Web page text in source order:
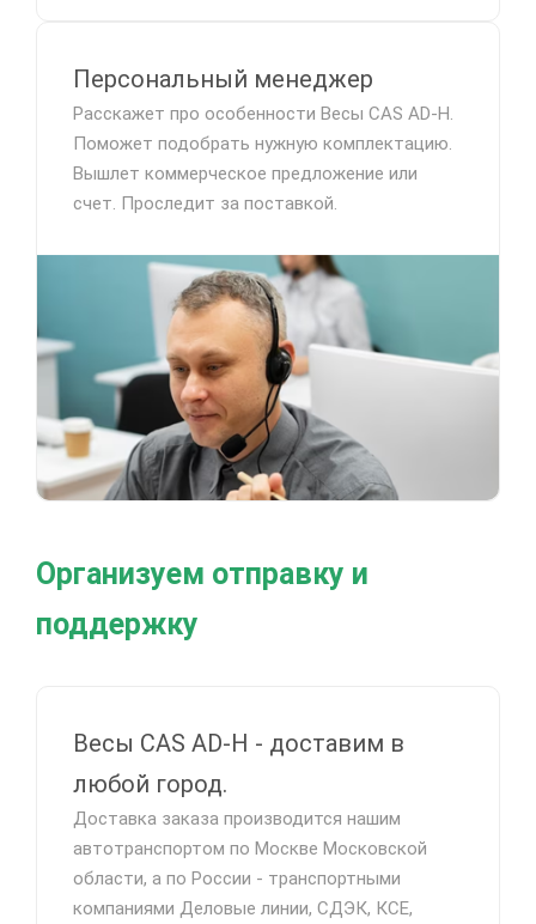
Персональный менеджер
Расскажет про особенности Весы CAS AD-H.
Поможет подобрать нужную комплектацию.
Вышлет коммерческое предложение или
счет. Проследит за поставкой.
Организуем отправку и
поддержку
Весы CAS AD-H - доставим в
любой город.
Доставка заказа производится нашим
автотранспортом по Москве Московской
области, а по России - транспортными
компаниями Деловые линии, СДЭК, КСЕ,